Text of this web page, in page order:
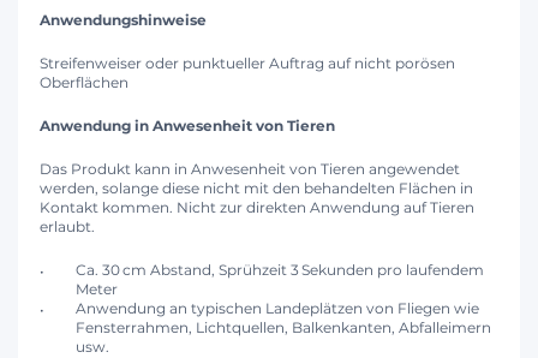
Anwendungshinweise
Streifenweiser oder punktueller Auftrag auf nicht porösen
Oberflächen
Anwendung in Anwesenheit von Tieren
Das Produkt kann in Anwesenheit von Tieren angewendet
werden, solange diese nicht mit den behandelten Flächen in
Kontakt kommen. Nicht zur direkten Anwendung auf Tieren
erlaubt.
Ca. 30 cm Abstand, Sprühzeit 3 Sekunden pro laufendem
Meter
Anwendung an typischen Landeplätzen von Fliegen wie
Fensterrahmen, Lichtquellen, Balkenkanten, Abfalleimern
usw.